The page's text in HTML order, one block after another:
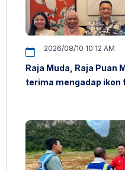
2026/08/10 10:12 AM
Raja Muda, Raja Puan
terima mengadap ikon